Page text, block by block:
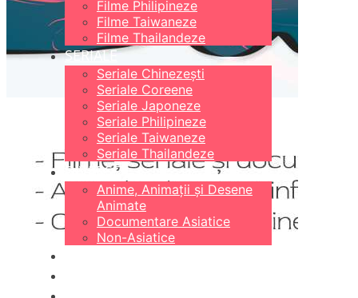
Filme Philipineze
Filme Taiwaneze
Filme Thailandeze
SERIALE
Seriale Chinezești
Seriale Coreene
Seriale Japoneze
Seriale Philipineze
Seriale Taiwaneze
Seriale Thailandeze
DIVERSE
Anime, Animații și Desene
Animate
Documentare Asiatice
Non-Asiatice